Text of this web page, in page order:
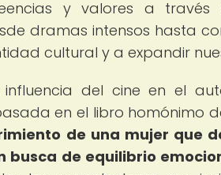
y valores a
dramas intensos hasta
cultural y a expandir
del cine en el
en el libro homónimo
de una mujer que
busca de equilibrio